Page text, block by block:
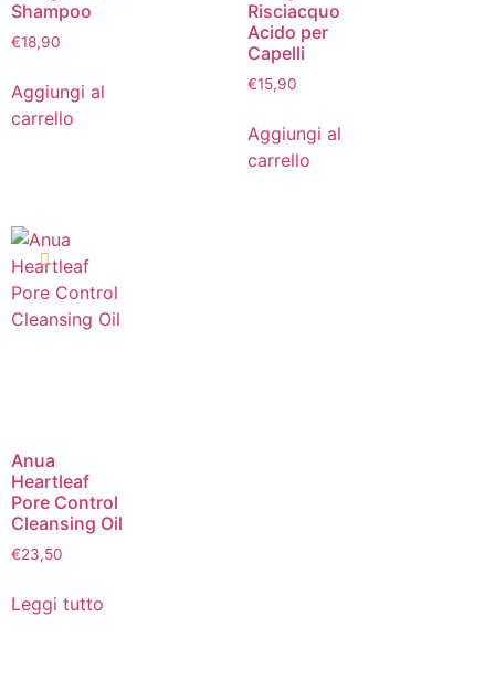
Shampoo
€18,90
Aggiungi al
carrello
Risciacquo
Acido per
Capelli
€15,90
Aggiungi al
carrello
Anua
Heartleaf
Pore Control
Cleansing Oil
€23,50
Leggi tutto